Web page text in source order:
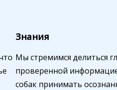
Знания
Мы стремимся делиться
проверенной
собак принимать